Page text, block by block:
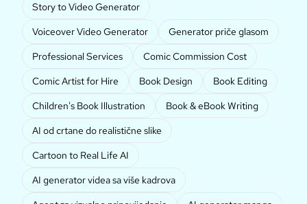
Story to Video Generator
Voiceover Video Generator
Generator priče glasom
Professional Services
Comic Commission Cost
Comic Artist for Hire
Book Design
Book Editing
Children's Book Illustration
Book & eBook Writing
AI od crtane do realistične slike
Cartoon to Real Life AI
AI generator videa sa više kadrova